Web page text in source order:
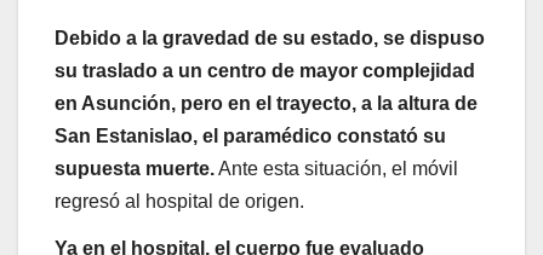
Debido a la gravedad de su estado, se dispuso
su traslado a un centro de mayor complejidad
en Asunción, pero en el trayecto, a la altura de
San Estanislao, el paramédico constató su
supuesta muerte.Ante esta situación, el móvil
regresó al hospital de origen.
Ya en el hospital, el cuerpo fue evaluado